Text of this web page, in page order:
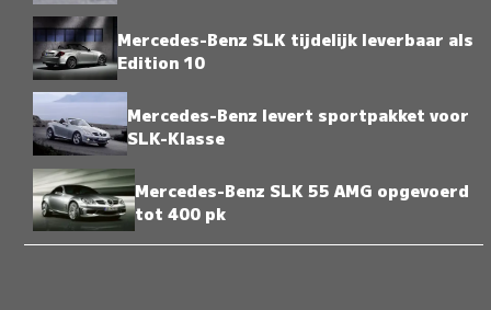
Mercedes-Benz SLK tijdelijk leverbaar als
Edition 10
Mercedes-Benz levert sportpakket voor
SLK-Klasse
Mercedes-Benz SLK 55 AMG opgevoerd
tot 400 pk